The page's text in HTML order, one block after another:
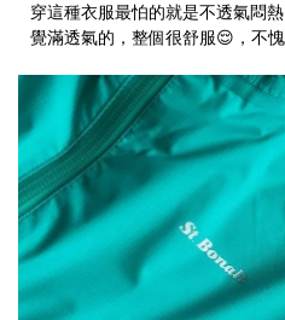
穿這種衣服最怕的就是不透氣悶
覺滿透氣的，整個很舒服😌，不